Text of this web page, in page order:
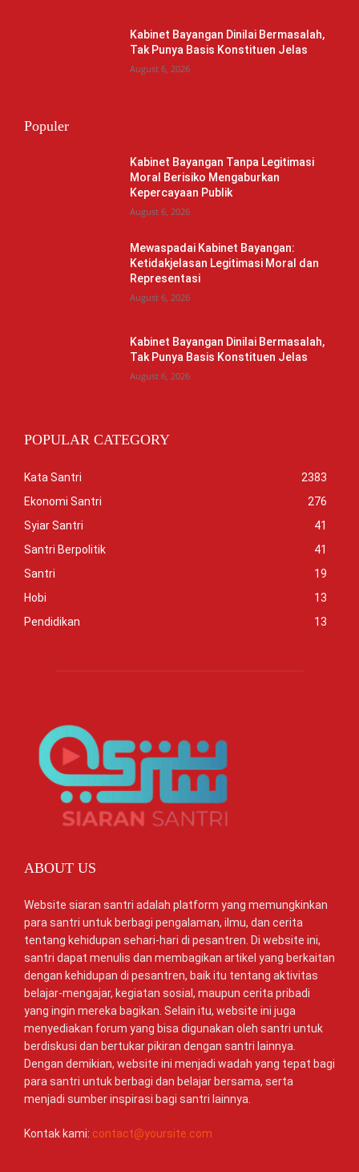
Kabinet Bayangan Dinilai Bermasalah,
Tak Punya Basis Konstituen Jelas
August 6, 2026
Populer
Kabinet Bayangan Tanpa Legitimasi
Moral Berisiko Mengaburkan
Kepercayaan Publik
August 6, 2026
Mewaspadai Kabinet Bayangan:
Ketidakjelasan Legitimasi Moral dan
Representasi
August 6, 2026
Kabinet Bayangan Dinilai Bermasalah,
Tak Punya Basis Konstituen Jelas
August 6, 2026
POPULAR CATEGORY
Kata Santri
2383
Ekonomi Santri
276
Syiar Santri
41
Santri Berpolitik
41
Santri
19
Hobi
13
Pendidikan
13
ABOUT US
Website siaran santri adalah platform yang memungkinkan
para santri untuk berbagi pengalaman, ilmu, dan cerita
tentang kehidupan sehari-hari di pesantren. Di website ini,
santri dapat menulis dan membagikan artikel yang berkaitan
dengan kehidupan di pesantren, baik itu tentang aktivitas
belajar-mengajar, kegiatan sosial, maupun cerita pribadi
yang ingin mereka bagikan. Selain itu, website ini juga
menyediakan forum yang bisa digunakan oleh santri untuk
berdiskusi dan bertukar pikiran dengan santri lainnya.
Dengan demikian, website ini menjadi wadah yang tepat bagi
para santri untuk berbagi dan belajar bersama, serta
menjadi sumber inspirasi bagi santri lainnya.
Kontak kami: contact@yoursite.com